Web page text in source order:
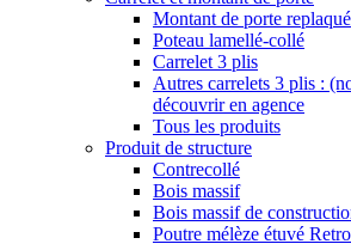
Montant de porte replaqué
Poteau lamellé-collé
Carrelet 3 plis
Autres carrelets 3 plis :
découvrir en agence
Tous les produits
Produit de structure
Contrecollé
Bois massif
Bois massif de
Poutre mélèze étuvé